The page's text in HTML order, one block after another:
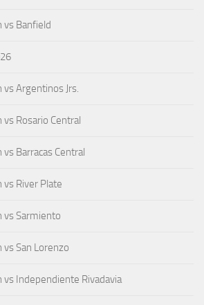
vs Banfield
vs Argentinos Jrs.
vs Rosario Central
Barracas Central
vs River Plate
vs Sarmiento
vs San Lorenzo
vs Independiente Rivadavia